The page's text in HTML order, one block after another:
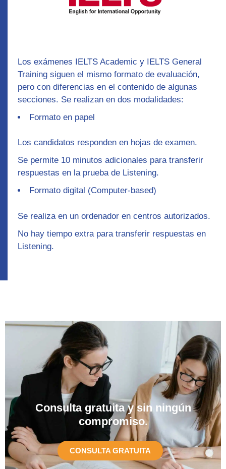
Los exámenes IELTS Academic y IELTS General
Training siguen el mismo formato de evaluación,
pero con diferencias en el contenido de algunas
secciones. Se realizan en dos modalidades:
Formato en papel
Los candidatos responden en hojas de examen.
Se permite 10 minutos adicionales para transferir
respuestas en la prueba de Listening.
Formato digital (Computer-based)
Se realiza en un ordenador en centros autorizados.
No hay tiempo extra para transferir respuestas en
Listening.
Consulta gratuita y sin ningún
compromiso.​
CONSULTA GRATUITA